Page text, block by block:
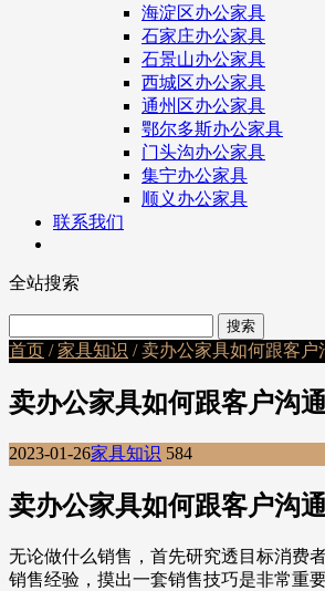
海淀区办公家具
石家庄办公家具
石景山办公家具
西城区办公家具
通州区办公家具
鄂尔多斯办公家具
门头沟办公家具
集宁办公家具
顺义办公家具
联系我们
全站搜索
首页 /家具知识 / 卖办公家具如何跟客户
卖办公家具如何跟客户沟通
2023-01-26家具知识 584
卖办公家具如何跟客户沟通
无论做什么销售，首先研究透目标消费
销售经验，摸出一套销售技巧是非常重